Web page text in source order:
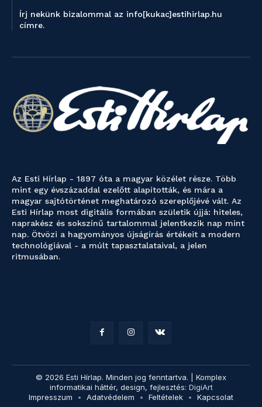
Írj nekünk bizalommal az info[kukac]estihirlap.hu
címre.
Az Esti Hírlap - 1897 óta a magyar közélet része. Több
mint egy évszázaddal ezelőtt alapították, és mára a
magyar sajtótörténet meghatározó szereplőjévé vált. Az
Esti Hírlap most digitális formában születik újjá: hiteles,
naprakész és sokszínű tartalommal jelentkezik nap mint
nap. Ötvözi a hagyományos újságírás értékeit a modern
technológiával - a múlt tapasztalataival, a jelen
ritmusában.
© 2026 Esti Hírlap. Minden jog fenntartva. | Komplex
informatikai háttér, design, fejlesztés: DigiArt
Impresszum
Adatvédelem Feltételek Kapcsolat